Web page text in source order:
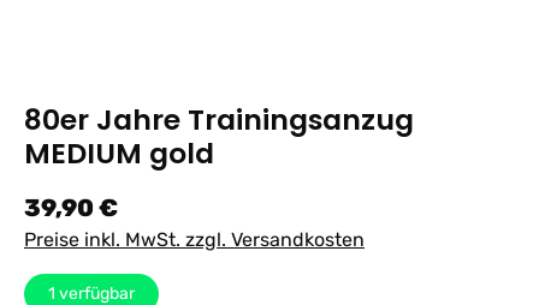
80er Jahre Trainingsanzug
MEDIUM gold
Regulärer Preis:
39,90 €
Preise inkl. MwSt. zzgl. Versandkosten
1 verfügbar